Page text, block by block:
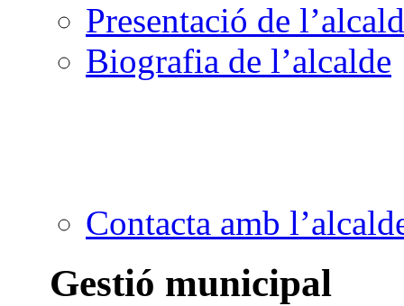
Presentació de
Biografia de l’alcalde
Contacta amb
Gestió municipal